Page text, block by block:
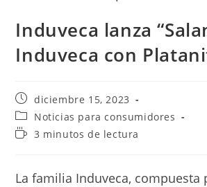
Induveca lanza
Induveca con
Publicación
de
la
entrada:
diciembre 15, 2023
Categoría
de
la
Noticias para consumidores
Tiempo3 minutos de lectura
La familia Induveca, compuesta